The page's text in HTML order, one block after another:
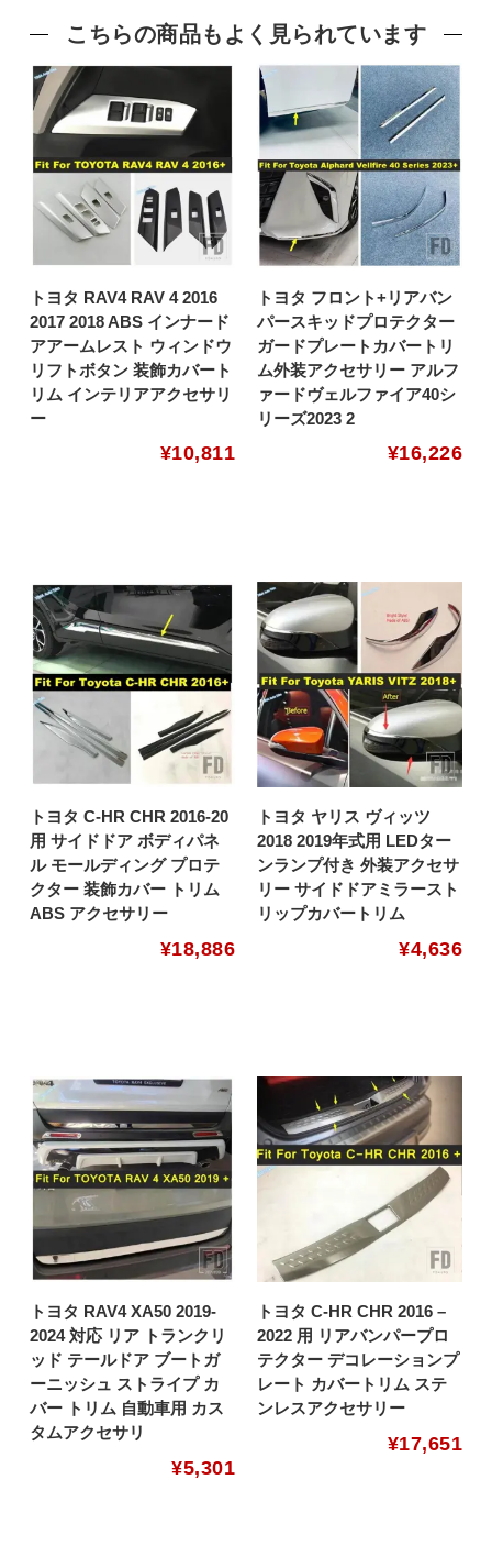
こちらの商品もよく見られています
トヨタ RAV4 RAV 4 2016
2017 2018 ABS インナード
アアームレスト ウィンドウ
リフトボタン 装飾カバート
リム インテリアアクセサリ
ー
¥10,811
トヨタ フロント+リアバン
パースキッドプロテクター
ガードプレートカバートリ
ム外装アクセサリー アルフ
ァードヴェルファイア40シ
リーズ2023 2
¥16,226
トヨタ C-HR CHR 2016-20
用 サイドドア ボディパネ
ル モールディング プロテ
クター 装飾カバー トリム
ABS アクセサリー
¥18,886
トヨタ ヤリス ヴィッツ
2018 2019年式用 LEDター
ンランプ付き 外装アクセサ
リー サイドドアミラースト
リップカバートリム
¥4,636
トヨタ RAV4 XA50 2019-
2024 対応 リア トランクリ
ッド テールドア ブートガ
ーニッシュ ストライプ カ
バー トリム 自動車用 カス
タムアクセサリ
¥5,301
トヨタ C-HR CHR 2016 –
2022 用 リアバンパープロ
テクター デコレーションプ
レート カバートリム ステ
ンレスアクセサリー
¥17,651